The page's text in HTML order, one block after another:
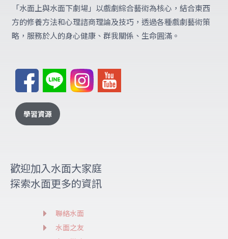
「水面上與水面下劇場」 以戲劇綜合藝術為核心，結合東西
方的修養方法和心理諮商理論及技巧，透過各種戲劇藝術策
略，服務於人的身心健康、群我關係、生命圓滿。
學習資源
歡迎加入水面大家庭
探索水面更多的資訊
聯絡水面
水面之友